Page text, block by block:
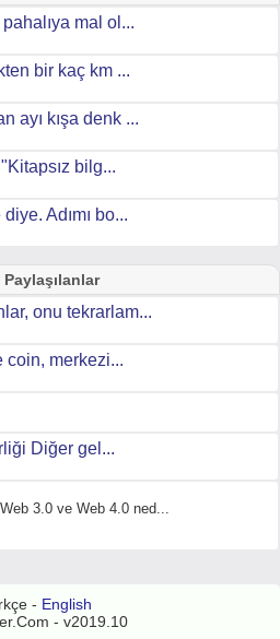
mal ol...
bir kaç km ...
ayı kışa denk ...
bilg...
Adımı bo...
Paylaşılanlar
onu tekrarlam...
coin, merkezi...
Diğer gel...
3.0 ve Web 4.0 ned...
- English
- v2019.10